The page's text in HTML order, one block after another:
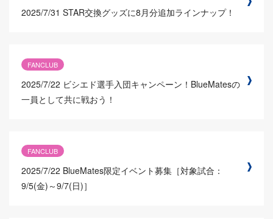
2025/7/31 STAR交換グッズに8月分追加ラインナップ！
FANCLUB
2025/7/22 ビシエド選手入団キャンペーン！BlueMatesの
一員として共に戦おう！
FANCLUB
2025/7/22 BlueMates限定イベント募集［対象試合：
9/5(金)～9/7(日)］